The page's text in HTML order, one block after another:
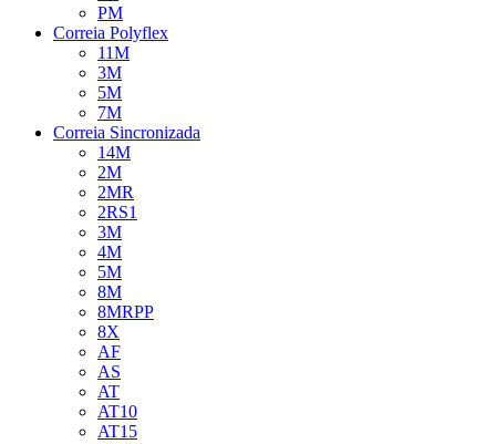
PM
Correia Polyflex
11M
3M
5M
7M
Correia Sincronizada
14M
2M
2MR
2RS1
3M
4M
5M
8M
8MRPP
8X
AF
AS
AT
AT10
AT15